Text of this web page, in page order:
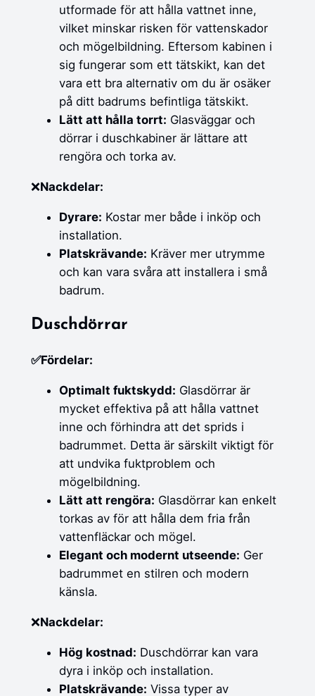
utformade för att hålla vattnet inne,
vilket minskar risken för vattenskador
och mögelbildning. Eftersom kabinen i
sig fungerar som ett tätskikt, kan det
vara ett bra alternativ om du är osäker
på ditt badrums befintliga tätskikt.
Lätt att hålla torrt: Glasväggar och
dörrar i duschkabiner är lättare att
rengöra och torka av.
❌Nackdelar:
Dyrare: Kostar mer både i inköp och
installation.
Platskrävande: Kräver mer utrymme
och kan vara svåra att installera i små
badrum.
Duschdörrar
✅Fördelar:
Optimalt fuktskydd: Glasdörrar är
mycket effektiva på att hålla vattnet
inne och förhindra att det sprids i
badrummet. Detta är särskilt viktigt för
att undvika fuktproblem och
mögelbildning.
Lätt att rengöra: Glasdörrar kan enkelt
torkas av för att hålla dem fria från
vattenfläckar och mögel.
Elegant och modernt utseende: Ger
badrummet en stilren och modern
känsla.
❌Nackdelar:
Hög kostnad: Duschdörrar kan vara
dyra i inköp och installation.
Platskrävande: Vissa typer av